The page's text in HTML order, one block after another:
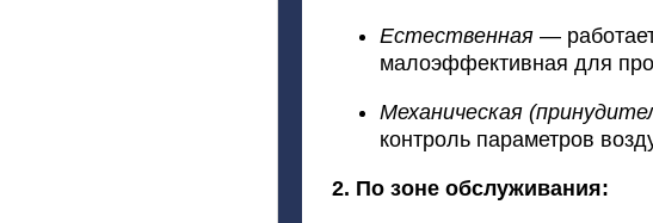
Естественная —
малоэффективная для
Механическая
контроль параметров
2. По зоне обслуживания: